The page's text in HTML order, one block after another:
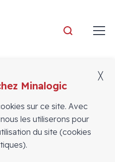
Minalogic
sur ce site. Avec
les utiliserons pour
du site (cookies
╳